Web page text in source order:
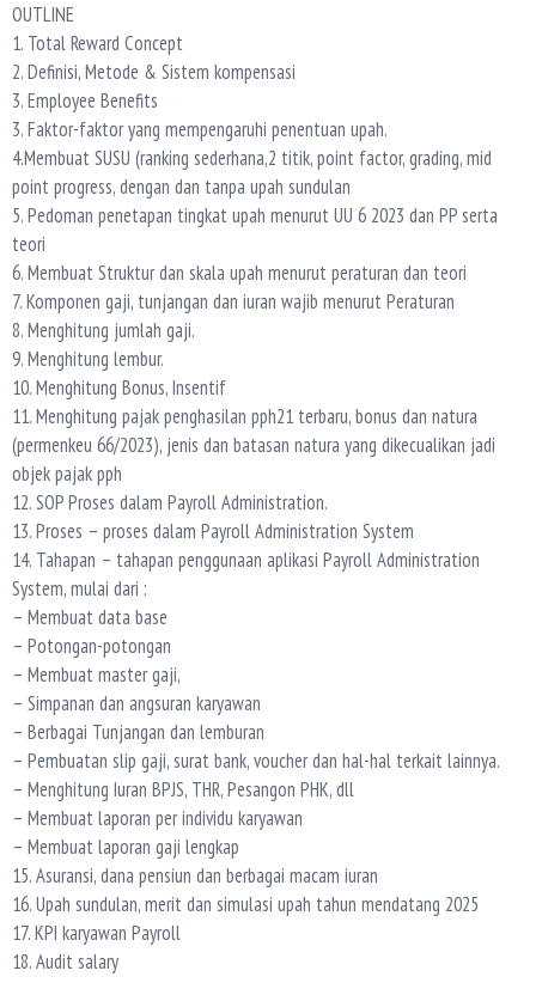
OUTLINE
1. Total Reward Concept
2. Definisi, Metode & Sistem kompensasi
3. Employee Benefits
3. Faktor-faktor yang mempengaruhi penentuan upah.
4.Membuat SUSU (ranking sederhana,2 titik, point factor, grading, mid
point progress, dengan dan tanpa upah sundulan
5. Pedoman penetapan tingkat upah menurut UU 6 2023 dan PP serta
teori
6. Membuat Struktur dan skala upah menurut peraturan dan teori
7. Komponen gaji, tunjangan dan iuran wajib menurut Peraturan
8. Menghitung jumlah gaji.
9. Menghitung lembur.
10. Menghitung Bonus, Insentif
11. Menghitung pajak penghasilan pph21 terbaru, bonus dan natura
(permenkeu 66/2023), jenis dan batasan natura yang dikecualikan jadi
objek pajak pph
12. SOP Proses dalam Payroll Administration.
13. Proses – proses dalam Payroll Administration System
14. Tahapan – tahapan penggunaan aplikasi Payroll Administration
System, mulai dari :
– Membuat data base
– Potongan-potongan
– Membuat master gaji,
– Simpanan dan angsuran karyawan
– Berbagai Tunjangan dan lemburan
– Pembuatan slip gaji, surat bank, voucher dan hal-hal terkait lainnya.
– Menghitung Iuran BPJS, THR, Pesangon PHK, dll
– Membuat laporan per individu karyawan
– Membuat laporan gaji lengkap
15. Asuransi, dana pensiun dan berbagai macam iuran
16. Upah sundulan, merit dan simulasi upah tahun mendatang 2025
17. KPI karyawan Payroll
18. Audit salary